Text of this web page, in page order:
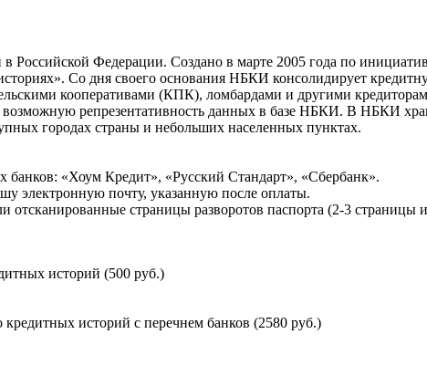
Федерации. Создано в марте 2005 года по
Со дня своего основания НБКИ консолидирует
кооперативами (КПК), ломбардами и другими
возможную репрезентативность данных в базе НБКИ. В НБКИ
городах страны и небольших населенных пунктах.
«Хоум Кредит», «Русский Стандарт», «Сбербанк».
электронную почту, указанную после оплаты.
отсканированные страницы разворотов паспорта (2-3 страницы
историй (500 руб.)
историй с перечнем банков (2580 руб.)